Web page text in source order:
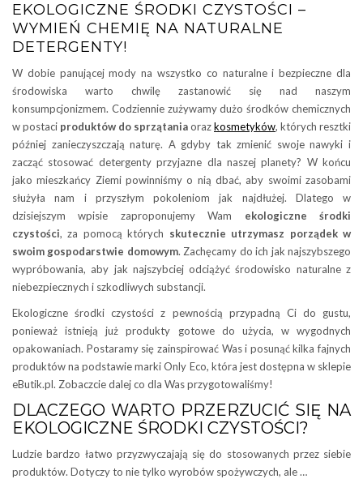
EKOLOGICZNE ŚRODKI CZYSTOŚCI –
WYMIEŃ CHEMIĘ NA NATURALNE
DETERGENTY!
W dobie panującej mody na wszystko co naturalne i bezpieczne dla
środowiska warto chwilę zastanowić się nad naszym
konsumpcjonizmem. Codziennie zużywamy dużo środków chemicznych
w postaci produktów do sprzątaniaorazkosmetyków, których resztki
później zanieczyszczają naturę. A gdyby tak zmienić swoje nawyki i
zacząć stosować detergenty przyjazne dla naszej planety? W końcu
jako mieszkańcy Ziemi powinniśmy o nią dbać, aby swoimi zasobami
służyła nam i przyszłym pokoleniom jak najdłużej. Dlatego w
dzisiejszym wpisie zaproponujemy Wam ekologiczne środki
czystości, za pomocą których skutecznie utrzymasz porządek w
swoim gospodarstwie domowym. Zachęcamy do ich jak najszybszego
wypróbowania, aby jak najszybciej odciążyć środowisko naturalne z
niebezpiecznych i szkodliwych substancji.
Ekologiczne środki czystości z pewnością przypadną Ci do gustu,
ponieważ istnieją już produkty gotowe do użycia, w wygodnych
opakowaniach. Postaramy się zainspirować Was i posunąć kilka fajnych
produktów na podstawie marki Only Eco, która jest dostępna w sklepie
eButik.pl. Zobaczcie dalej co dla Was przygotowaliśmy!
DLACZEGO WARTO PRZERZUCIĆ SIĘ NA
EKOLOGICZNE ŚRODKI CZYSTOŚCI?
Ludzie bardzo łatwo przyzwyczajają się do stosowanych przez siebie
produktów. Dotyczy to nie tylko wyrobów spożywczych, ale …